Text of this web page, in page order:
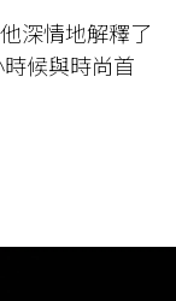
深情地解釋了
候與時尚首